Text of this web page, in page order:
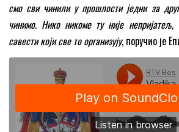
смо сви чинили у прошлости једни за
чинимо. Нико никоме ту није
савести који све то организују, поручио је